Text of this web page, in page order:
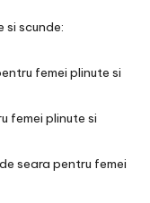
si scunde:
femei plinute si
femei plinute si
seara pentru femei